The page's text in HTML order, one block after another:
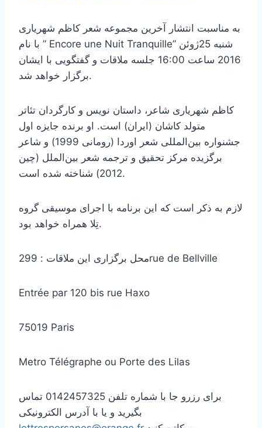
به مناسبت انتشار آخرین مجموعه شعر کاظم شهریاری
با نام ” Encore une Nuit Tranquille” شنبه 25ژوئن
2016 ساعت 16:00 جلسه ملاقات و گفتگویی با ایشان
برگزار خواهد شد.
کاظم شهریاری شاعر، داستان نویس و کارگردان تئاتر
متولد کاشان (ایران) است. او برنده جایزه اول
جشنواره بین‌المللی شعر اوردا (رومانی 1999) و شاعر
برگزیده مرکز تحقیق و ترجمه شعر بین‌الملل (چین
2012) شناخته شده است.
لازم به ذکر است که این برنامه با اجرای موسیقی گروه
تِلا همراه خواهد بود.
محل برگزاری این ملاقات : 299rue de Bellville
Entrée par 120 bis rue Haxo
75019 Paris
Metro Télégraphe ou Porte des Lilas
برای رزرو جا با شماره تلفن 0142457325 تماس
بگیرید و یا با آدرس الکترونیکی